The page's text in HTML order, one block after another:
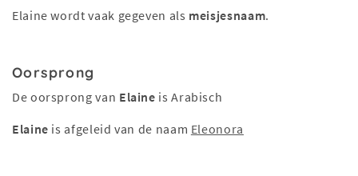
Elaine wordt vaak gegeven als meisjesnaam.
Oorsprong
De oorsprong van Elaine is Arabisch
Elaine is afgeleid van de naam Eleonora